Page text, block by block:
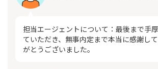
担当エージェントについて：最後まで手
ていただき、無事内定まで本当に感謝し
がとうございました。